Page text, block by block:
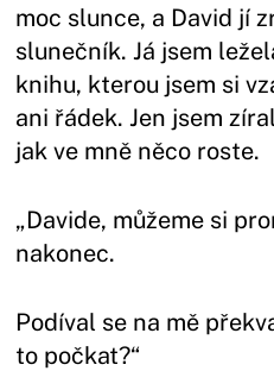
moc slunce, a David jí
slunečník. Já jsem
knihu, kterou jsem si
ani řádek. Jen jsem
jak ve mně něco roste.
„Davide, můžeme si
nakonec.
Podíval se na mě
to počkat?“